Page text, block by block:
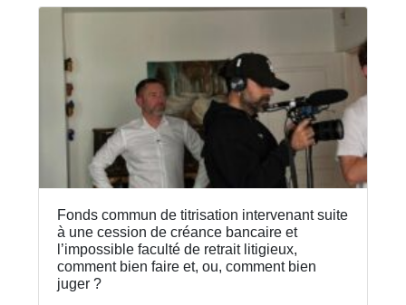
Fonds commun de titrisation intervenant suite
à une cession de créance bancaire et
l’impossible faculté de retrait litigieux,
comment bien faire et, ou, comment bien
juger ?